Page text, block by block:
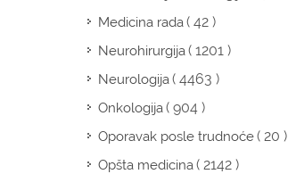
Medicina rada( 42 )
Neurohirurgija( 1201 )
Neurologija( 4463 )
Onkologija( 904 )
Oporavak posle trudnoće( 20 )
Opšta medicina( 2142 )